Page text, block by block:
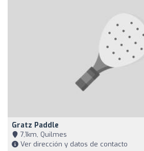
Gratz Paddle
7,1km, Quilmes
Ver dirección y datos de contacto